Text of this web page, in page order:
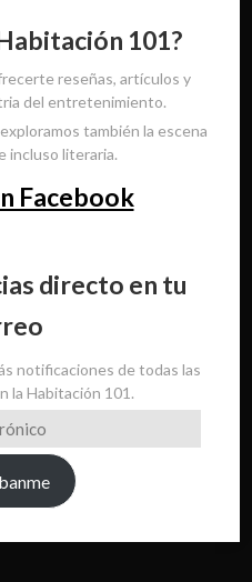
101?
reseñas, artículos y
del entretenimiento.
también la escena
incluso literaria.
Facebook
directo en tu
notificaciones de todas las
la Habitación 101.